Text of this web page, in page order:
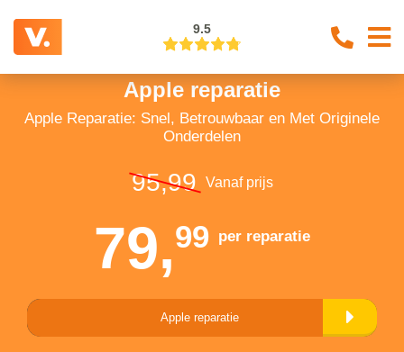
9.5
Apple reparatie
Apple Reparatie: Snel, Betrouwbaar en Met Originele
Onderdelen
95,99 Vanaf prijs
79,99 per reparatie
Apple reparatie